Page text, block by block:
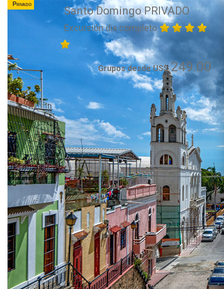
Privado
Santo Domingo PRIVADO
Excursión dia completo
Grupos desde US$249.00